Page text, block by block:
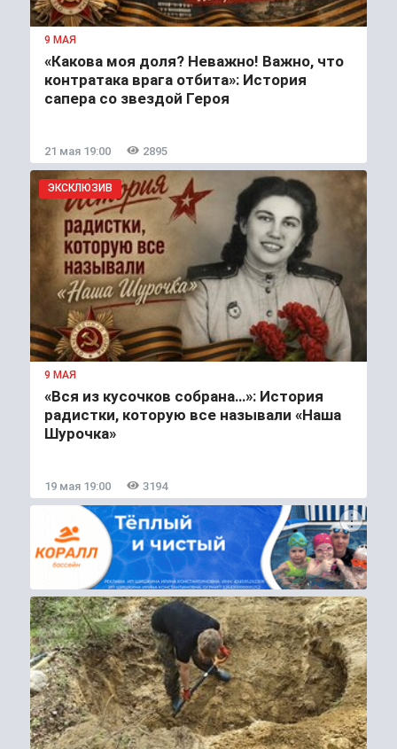
9 МАЯ
«Какова моя доля? Неважно! Важно, что
контратака врага отбита»: История
сапера со звездой Героя
21 мая 19:00 2895
ЭКСКЛЮЗИВ
9 МАЯ
«Вся из кусочков собрана…»: История
радистки, которую все называли «Наша
Шурочка»
19 мая 19:00 3194